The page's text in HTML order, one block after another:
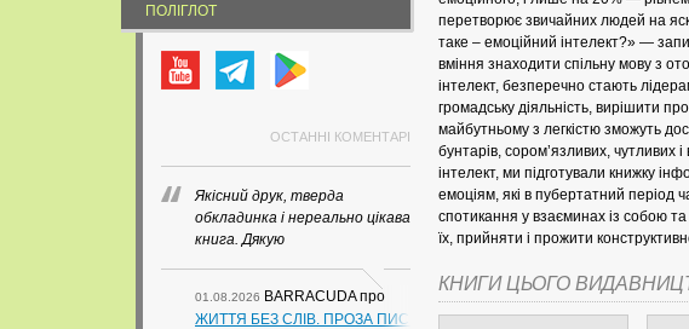
ПОЛІГЛОТ
ОСТАННІ КОМЕНТАРІ
Якісний друк, тверда
обкладинка і нереально цікава
книга. Дякую
01.08.2026 BARRACUDAпро
ЖИТТЯ БЕЗ СЛІВ. ПРОЗА ПИСЬМЕННИКІВ ІЗ ГУАНСІ. ГІПЕРІОН
перетворює звичайних людей на
таке – емоційний інтелект?» —
вміння знаходити спільну мову з
інтелект, безперечно стають
громадську діяльність, вирішити
майбутньому з легкістю зможуть
бунтарів, сором’язливих, чутливих
інтелект, ми підготували книжку
емоціям, які в пубертатний період
спотикання у взаєминах із собою
їх, прийняти і прожити
КНИГИ ЦЬОГО